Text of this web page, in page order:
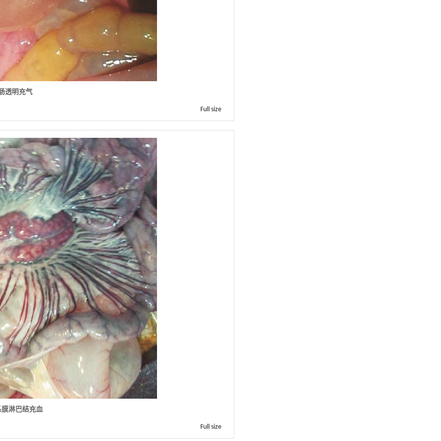
透明充气
Full size
膜淋巴结充血
Full size